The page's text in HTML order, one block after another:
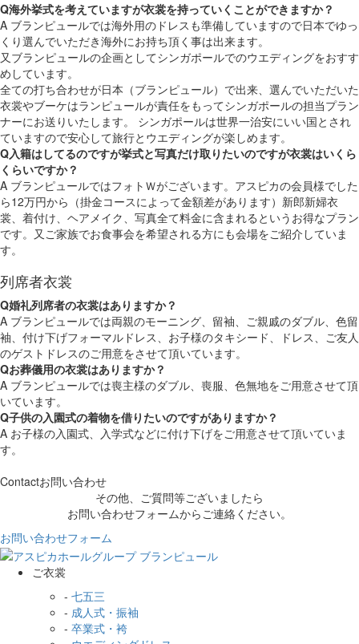
Q海外挙式を考えていますが衣裳を持っていくことができますか？
A ブランピュールでは海外用のドレスも準備していますので日本でゆっ
くり選んでいただき海外にお持ち頂く事は出来ます。
又ブランピュールの企画としてシンガポールでのウエディングをおすす
めしています。
全ての打ち合わせが日本（ブランピュール）で出来、選んでいただいた
衣裳やブーケはランピュールが責任をもってシンガポールの担当プラン
ナーにお送りいたします。 シンガポールは世界一治安にいい国とされ
ていますので安心して旅行とウエディングが楽しめます。
Q入籍はしてるのですが挙式と写真だけ取りたいのですが衣裳はいくら
くらいですか？
A ブランピュールではフォトＷがございます。アスピカの会員様でした
ら12万円から（掛金コースによって金額差があります）新郎新婦衣
裳、着付け、ヘアメイク、写真全て料金に含まれるというお得なプラン
です。又ご家族でお食事会を希望される方にも会場をご紹介していま
す。
列席者衣裳
Q婚礼列席者の衣裳はありますか？
A ブランピュールでは両親のモーニング、留袖、ご親戚のダブル、色留
袖、付け下げフォーマルドレス、お子様のタキシード、ドレス、ご友人
のゲストドレスのご用意をさせて頂いています。
Qお葬儀用の衣裳はありますか？
A ブランピュールでは喪主様のダブル、喪服、色無地をご用意させて頂
いています。
Q子供の入園式の着物を借りたいのですがありますか？
A お子様の入園式、入学式などに付け下げをご用意させて頂いていま
す。
Contactお問い合わせ
その他、ご質問等ございましたら
お問い合わせフォームからご連絡ください。
お問い合わせフォーム
ご衣裳
- 七五三
- 成人式・振袖
- 卒業式・袴